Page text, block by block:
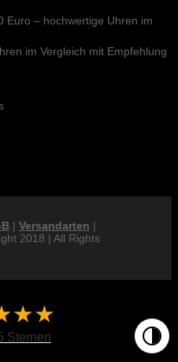
Euro – hochwertige Uhren im
im Vergleich mit Empfehlung
| Versandarten |
2018 | All Rights
Sternen